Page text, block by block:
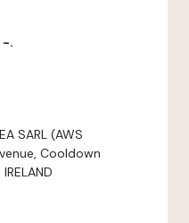
-.
SARL (AWS
Cooldown